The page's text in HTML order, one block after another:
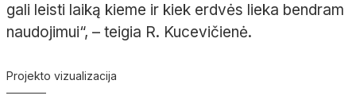
gali leisti laiką kieme ir kiek erdvės lieka bendram
naudojimui“, – teigia R. Kucevičienė.
Projekto vizualizacija